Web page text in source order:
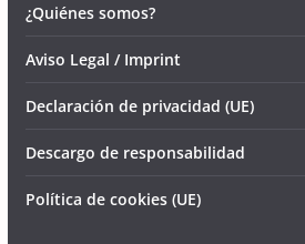
¿Quiénes somos?
Aviso Legal / Imprint
Declaración de privacidad (UE)
Descargo de responsabilidad
Política de cookies (UE)